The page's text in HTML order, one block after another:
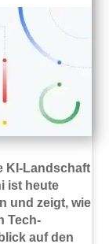
KI-Landschaft
ist heute
und zeigt, wie
Tech-
auf den